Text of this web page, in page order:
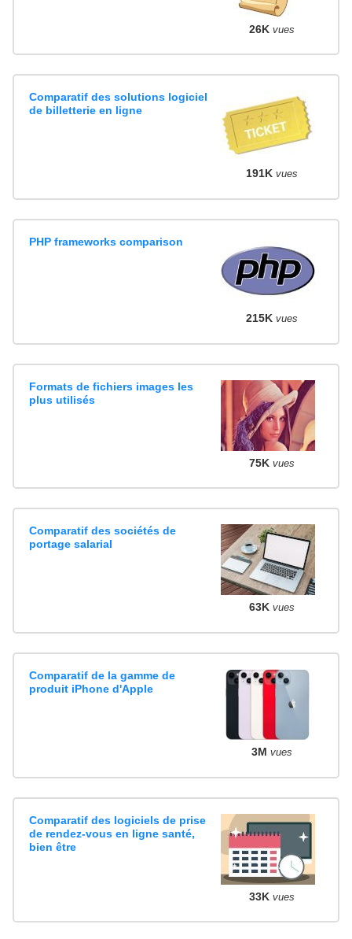
26K vues
Comparatif des solutions logiciel
de billetterie en ligne
191K vues
PHP frameworks comparison
215K vues
Formats de fichiers images les
plus utilisés
75K vues
Comparatif des sociétés de
portage salarial
63K vues
Comparatif de la gamme de
produit iPhone d'Apple
3M vues
Comparatif des logiciels de prise
de rendez-vous en ligne santé,
bien être
33K vues